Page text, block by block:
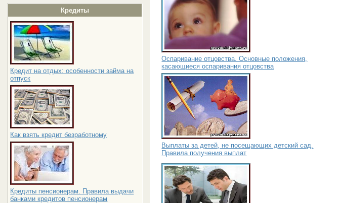
Кредиты
Кредит на отдых: особенности займа на
отпуск
Как взять кредит безработному
Кредиты пенсионерам. Правила выдачи
банками кредитов пенсионерам
Оспаривание отцовства. Основные положения,
касающиеся оспаривания отцовства
Выплаты за детей, не посещающих детский сад.
Правила получения выплат